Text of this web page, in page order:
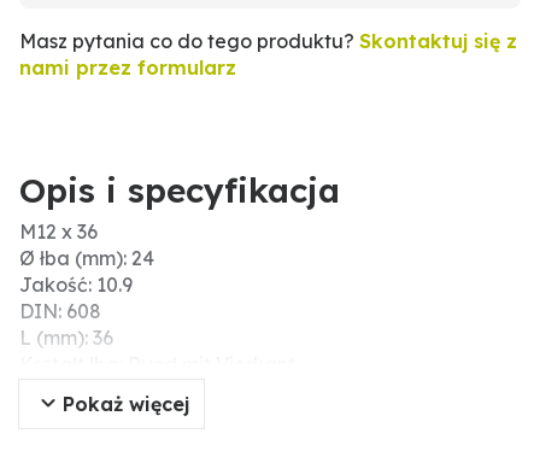
Masz pytania co do tego produktu? Skontaktuj się z
nami przez formularz
Opis i specyfikacja
M12 x 36
Ø łba (mm): 24
Jakość: 10.9
DIN: 608
L (mm): 36
Gwint: M12
Długość (mm): 36
Pokaż więcej